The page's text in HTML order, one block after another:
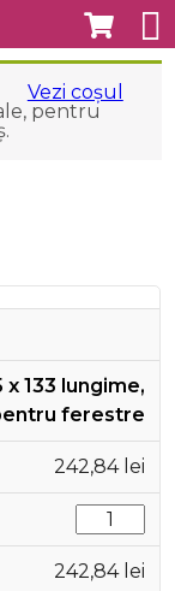
Vezi coșul
pentru
133 lungime,
ferestre
242,84 lei
Cantitate
242,84 lei